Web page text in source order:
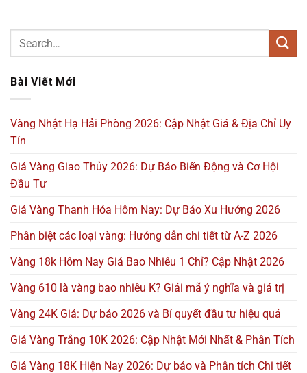
Bài Viết Mới
Vàng Nhật Hạ Hải Phòng 2026: Cập Nhật Giá & Địa Chỉ Uy
Tín
Giá Vàng Giao Thủy 2026: Dự Báo Biến Động và Cơ Hội
Đầu Tư
Giá Vàng Thanh Hóa Hôm Nay: Dự Báo Xu Hướng 2026
Phân biệt các loại vàng: Hướng dẫn chi tiết từ A-Z 2026
Vàng 18k Hôm Nay Giá Bao Nhiêu 1 Chỉ? Cập Nhật 2026
Vàng 610 là vàng bao nhiêu K? Giải mã ý nghĩa và giá trị
Vàng 24K Giá: Dự báo 2026 và Bí quyết đầu tư hiệu quả
Giá Vàng Trắng 10K 2026: Cập Nhật Mới Nhất & Phân Tích
Giá Vàng 18K Hiện Nay 2026: Dự báo và Phân tích Chi tiết